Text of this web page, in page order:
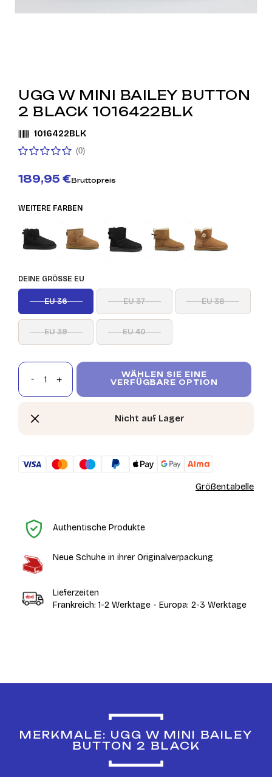
UGG W MINI BAILEY BUTTON
2 BLACK 1016422BLK
1016422BLK
(0)
189,95 €Bruttopreis
WEITERE FARBEN
DEINE GRÖSSE EU
EU 36 EU 37 EU 38
EU 39 EU 40
WÄHLEN SIE EINE
VERFÜGBARE OPTION
Nicht auf Lager
Größentabelle
Authentische Produkte
Neue Schuhe in ihrer Originalverpackung
Lieferzeiten
Frankreich: 1-2 Werktage - Europa: 2-3 Werktage
MERKMALE: UGG W MINI BAILEY
BUTTON 2 BLACK